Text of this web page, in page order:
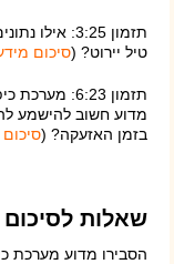
תזמון 3:25:
טיל יירוט? (סיכום
תזמון 6:23:
מדוע חשוב להישמע
בזמן האזעקה? (
שאלות
הסבירו מדוע מערכת